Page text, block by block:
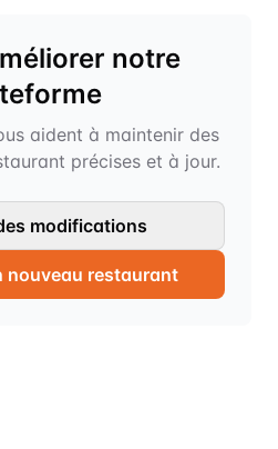
notre
aident à maintenir des
précises et à jour.
modifications
nouveau restaurant